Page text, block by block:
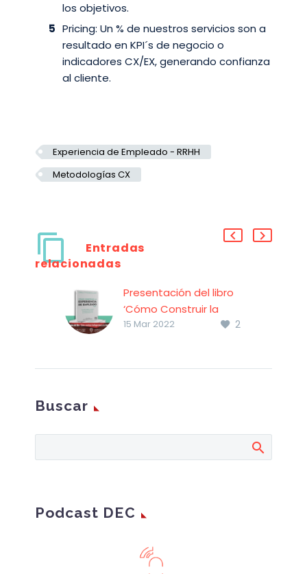
los objetivos.
Pricing: Un % de nuestros servicios son a
resultado en KPI´s de negocio o
indicadores CX/EX, generando confianza
al cliente.
Experiencia de Empleado - RRHH
Metodologías CX
Entradas
relacionadas
Presentación del libro
‘Cómo Construir la
Experiencia de
2
15 Mar 2022
Buscar
Podcast DEC